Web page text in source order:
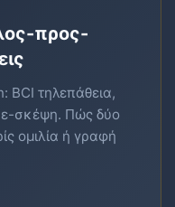
προς-
τηλεπάθεια,
σκέψη. Πώς δύο
ομιλία ή γραφή